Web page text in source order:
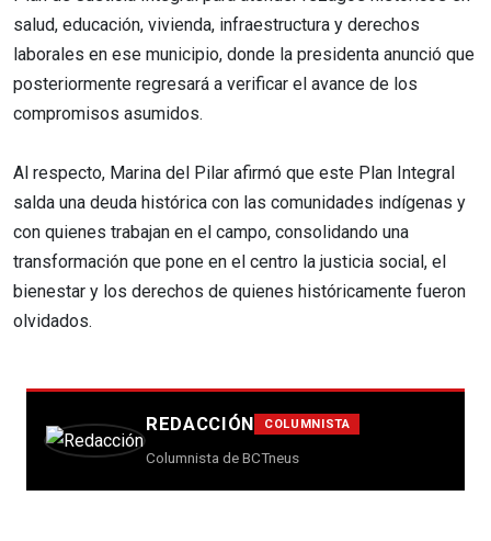
salud, educación, vivienda, infraestructura y derechos
laborales en ese municipio, donde la presidenta anunció que
posteriormente regresará a verificar el avance de los
compromisos asumidos.
Al respecto, Marina del Pilar afirmó que este Plan Integral
salda una deuda histórica con las comunidades indígenas y
con quienes trabajan en el campo, consolidando una
transformación que pone en el centro la justicia social, el
bienestar y los derechos de quienes históricamente fueron
olvidados.
REDACCIÓN COLUMNISTA
Columnista de BCTneus